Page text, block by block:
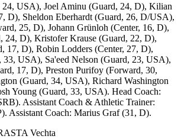
24, USA), Joel Aminu (Guard, 24, D), Kilian
D), Sheldon Eberhardt (Guard, 26, D/USA),
25, D), Johann Grünloh (Center, 16, D),
24, D), Kristofer Krause (Guard, 22, D),
17, D), Robin Lodders (Center, 27, D),
33, USA), Sa'eed Nelson (Guard, 23, USA),
17, D), Preston Purifoy (Forward, 30,
(Guard, 34, USA), Richard Washington
Young (Guard, 33, USA). Head Coach:
Assistant Coach & Athletic Trainer:
Assistant Coach: Marius Graf (31, D).
Vechta